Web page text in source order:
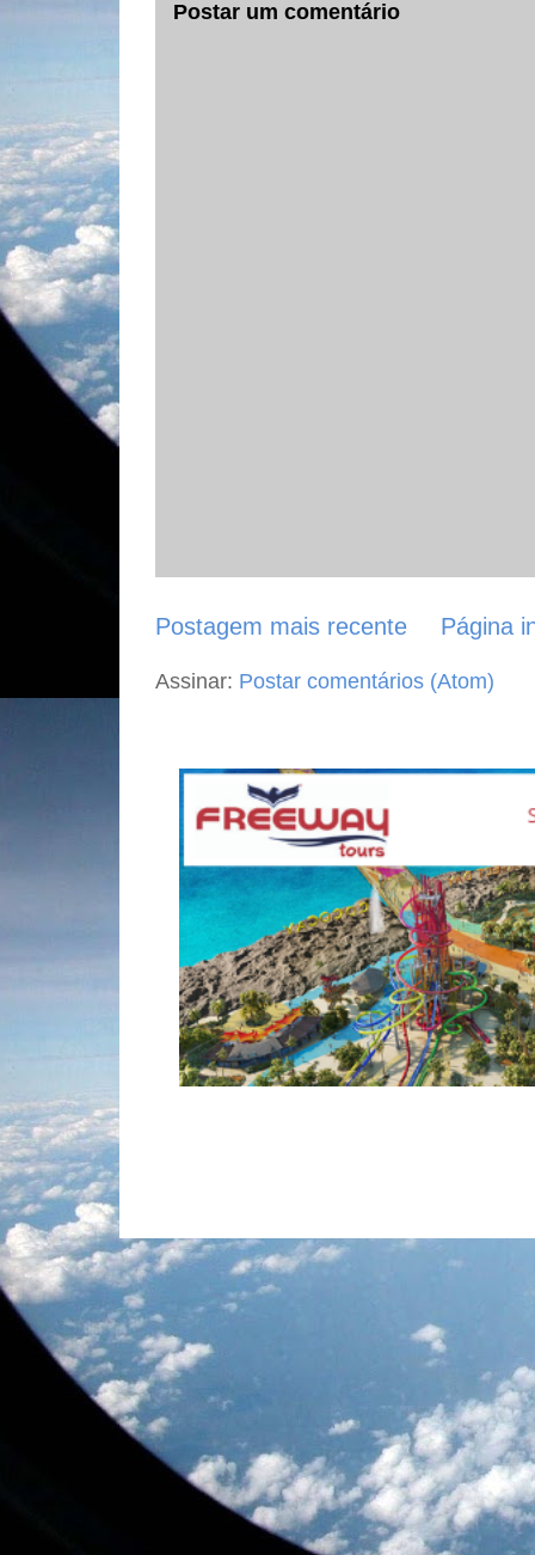
Postar um comentário
Postagem mais recente Página
Assinar: Postar comentários (Atom)